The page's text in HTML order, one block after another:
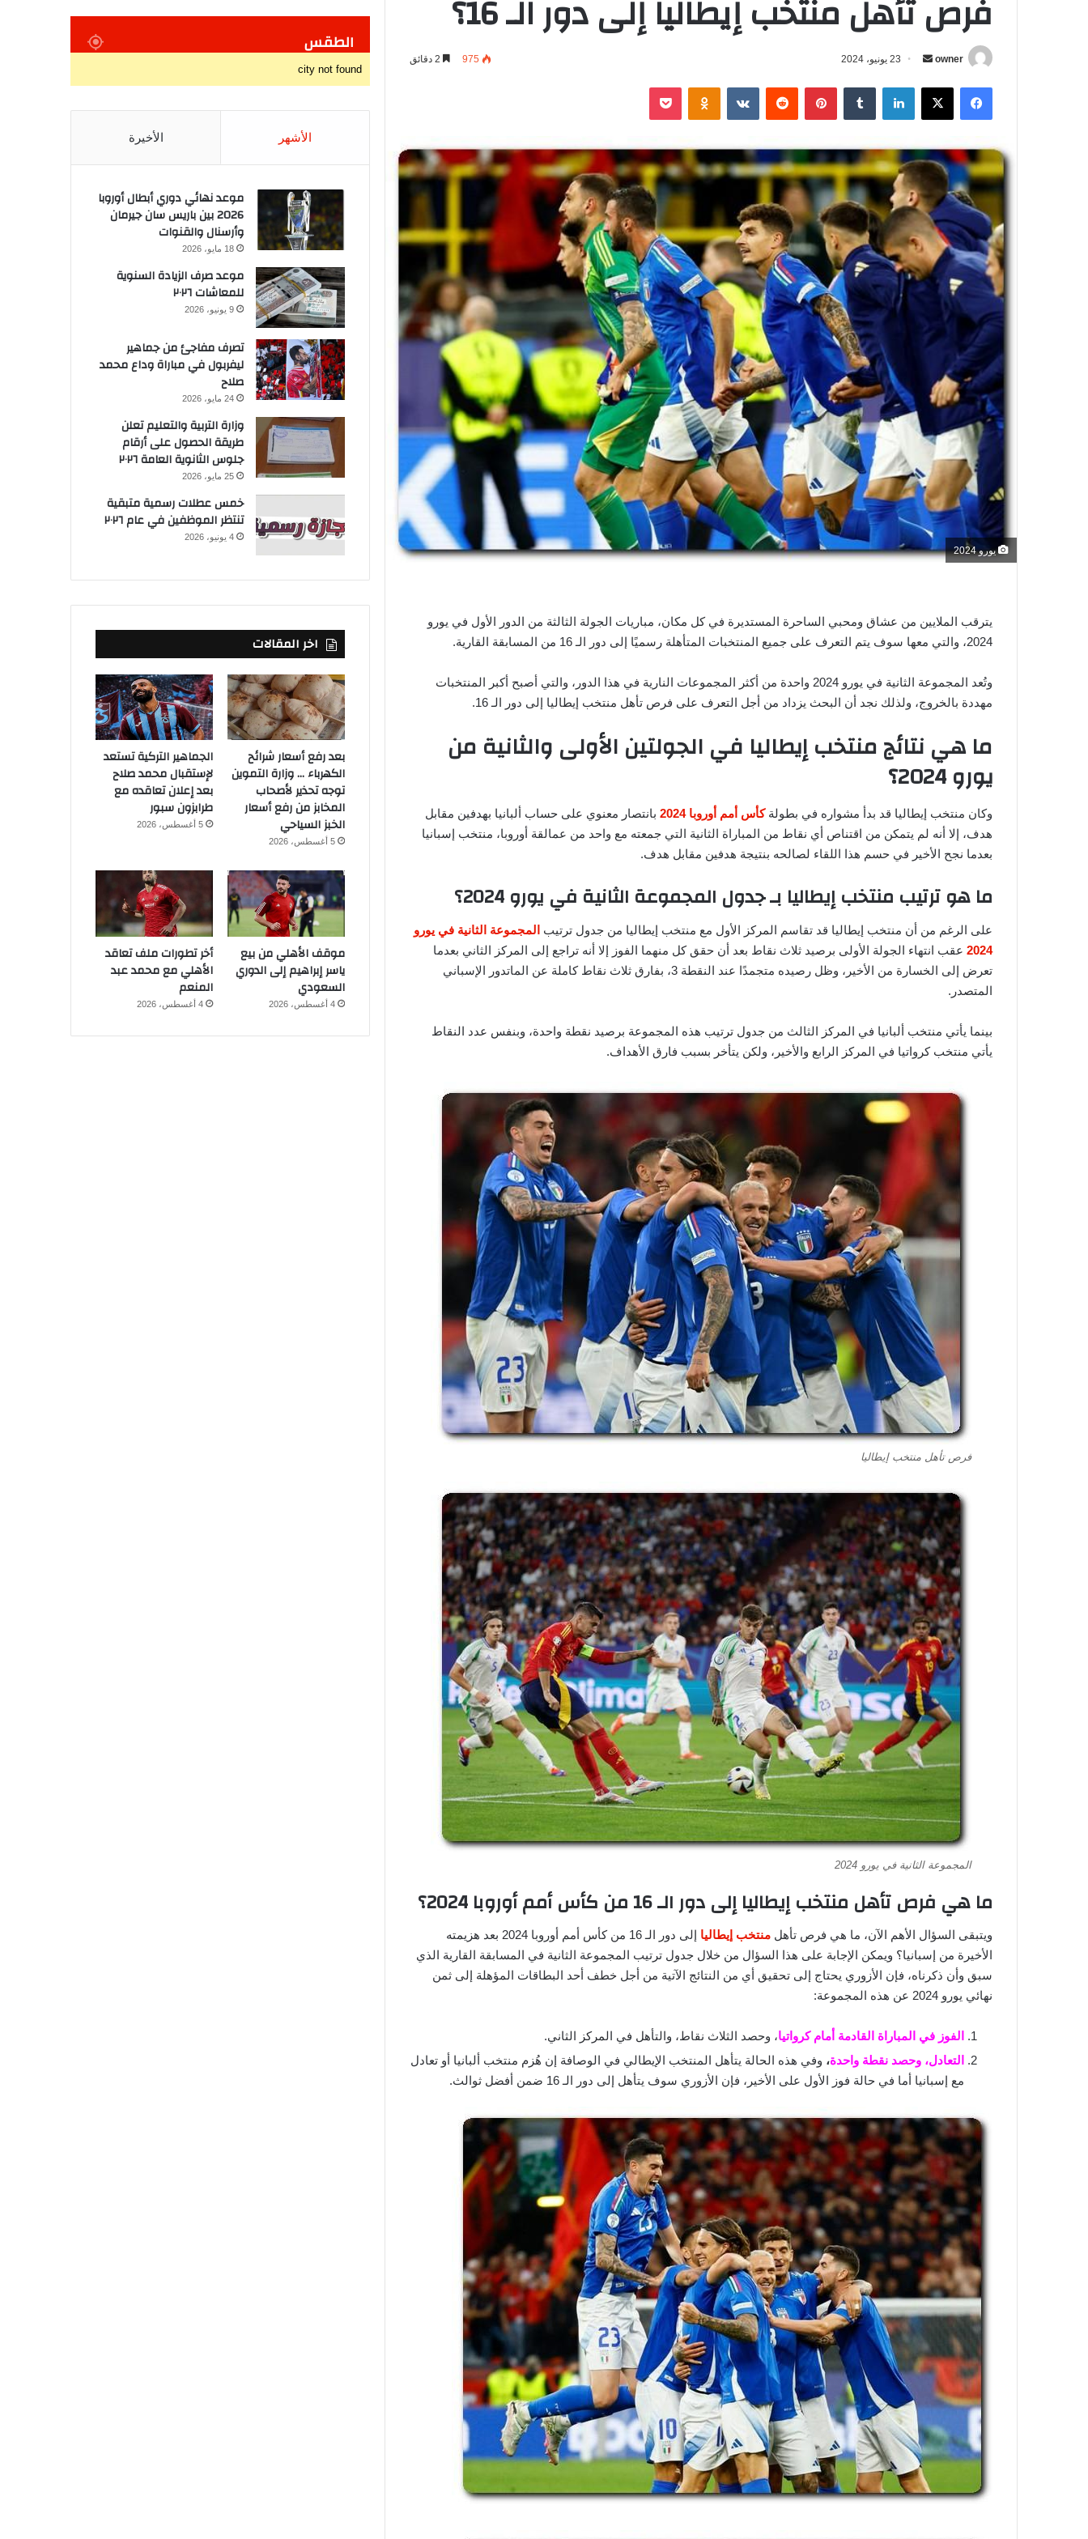
فرص تأهل منتخب إيطاليا إلى دور الـ 16؟
owner
ل
ي
د
ا
إ
ل
ك
ت
23 يونيو، 2024 975
فيسبوك ‫X لينكدإن بينتيريست
يورو 2024
يترقب الملايين من عشاق ومحبي الساحرة المستديرة في كل مكان، مباريات الجولة الثالثة من الدور الأول في يورو
2024، والتي معها سوف يتم التعرف على جميع المنتخبات المتأهلة رسميًا إلى دور الـ 16 من المسابقة القارية.
وتُعد المجموعة الثانية في يورو 2024 واحدة من أكثر المجموعات النارية في هذا الدور، والتي أصبح أكبر المنتخبات
مهددة بالخروج، ولذلك نجد أن البحث يزداد من أجل التعرف على فرص تأهل منتخب إيطاليا إلى دور الـ 16.
ما هي نتائج منتخب إيطاليا في الجولتين الأولى والثانية من
يورو 2024؟
وكان منتخب إيطاليا قد بدأ مشواره في بطولة كأس أمم أوروبا 2024
بانتصار معنوي على حساب ألبانيا بهدفين مقابل
هدف، إلا أنه لم يتمكن من اقتناص أي نقاط من المباراة الثانية التي جمعته مع واحد من عمالقة أوروبا، منتخب إسبانيا
بعدما نجح الأخير في حسم هذا اللقاء لصالحه بنتيجة هدفين مقابل هدف.
ما هو ترتيب منتخب إيطاليا بـ جدول المجموعة الثانية في يورو 2024؟
على الرغم من أن منتخب إيطاليا قد تقاسم المركز الأول مع منتخب إيطاليا من جدول ترتيب المجموعة الثانية في يورو
2024 عقب انتهاء الجولة الأولى برصيد ثلاث نقاط بعد أن حقق كل منهما الفوز إلا أنه تراجع إلى المركز الثاني بعدما
تعرض إلى الخسارة من الأخير، وظل رصيده متجمدًا عند النقطة 3، بفارق ثلاث نقاط كاملة عن الماتدور الإسباني
المتصدر.
بينما يأتي منتخب ألبانيا في المركز الثالث من جدول ترتيب هذه المجموعة برصيد نقطة واحدة، وبنفس عدد النقاط
يأتي منتخب كرواتيا في المركز الرابع والأخير، ولكن يتأخر بسبب فارق الأهداف.
فرص تأهل منتخب إيطاليا
المجموعة الثانية في يورو 2024
ما هي فرص تأهل منتخب إيطاليا إلى دور الـ 16 من كأس أمم أوروبا 2024؟
ويتبقى السؤال الأهم الآن، ما هي فرص تأهل منتخب إيطاليا
إلى دور الـ 16 من كأس أمم أوروبا 2024 بعد هزيمته
الأخيرة من إسبانيا؟ ويمكن الإجابة على هذا السؤال من خلال جدول ترتيب المجموعة الثانية في المسابقة القارية الذي
سبق وأن ذكرناه، فإن الأزوري يحتاج إلى تحقيق أي من النتائج الآتية من أجل خطف أحد البطاقات المؤهلة إلى ثمن
نهائي يورو 2024 عن هذه المجموعة:
الفوز في المباراة القادمة أمام كرواتيا، وحصد الثلاث نقاط، والتأهل في المركز الثاني.
التعادل، وحصد نقطة واحدة، وفي هذه الحالة يتأهل المنتخب الإيطالي في الوصافة إن هُزم منتخب ألبانيا أو تعادل
مع إسبانيا أما في حالة فوز الأول على الأخير، فإن الأزوري سوف يتأهل إلى دور الـ 16 ضمن أفضل ثوالث.
الطقس
city not found
الأشهر الأخيرة
موعد نهائي دوري أبطال أوروبا
2026 بين باريس سان جيرمان
وأرسنال والقنوات
18 مايو، 2026
موعد صرف الزيادة السنوية
للمعاشات ٢٠٢٦
9 يونيو، 2026
تصرف مفاجئ من جماهير
ليفربول في مباراة وداع محمد
صلاح
24 مايو، 2026
وزارة التربية والتعليم تعلن
طريقة الحصول على أرقام
جلوس الثانوية العامة ٢٠٢٦
25 مايو، 2026
خمس عطلات رسمية متبقية
تنتظر الموظفين في عام ٢٠٢٦
4 يونيو، 2026
اخر المقالات
بعد رفع أسعار شرائح
الكهرباء … وزارة التموين
توجه تحذير لأصحاب
المخابز من رفع أسعار
الخبز السياحي
5 أغسطس، 2026
الجماهير التركية تستعد
لإستقبال محمد صلاح
بعد إعلان تعاقده مع
طرابزون سبور
5 أغسطس، 2026
موقف الأهلي من بيع
ياسر إبراهيم إلى الدوري
السعودي
4 أغسطس، 2026
أخر تطورات ملف تعاقد
الأهلي مع محمد عبد
المنعم
4 أغسطس، 2026